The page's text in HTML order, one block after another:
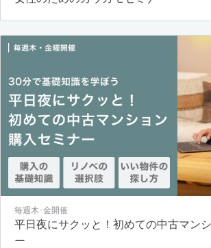
毎週木･金開催
平日夜にサクッと！初めての中古マン
ー